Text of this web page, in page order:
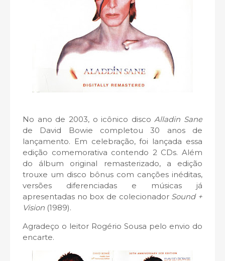
No ano de 2003, o icônico discoAlladin Sane
de David Bowie completou 30 anos de
lançamento. Em celebração, foi lançada essa
edição comemorativa contendo 2 CDs. Além
do álbum original remasterizado, a edição
trouxe um disco bônus com canções inéditas,
versões diferenciadas e músicas já
apresentadas no box de colecionador Sound +
Vision (1989).
Agradeço o leitor Rogério Sousa pelo envio do
encarte.